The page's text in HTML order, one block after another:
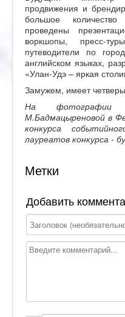
продвижения и
большое
проведены
воркшопы, пресс-
путеводители по
английском языках,
«Улан-Удэ – яркая
Замужем, имеет
На фотографии
М.Бадмацыреновой в
конкурса
лауреатов конкурса -
Метки
Добавить